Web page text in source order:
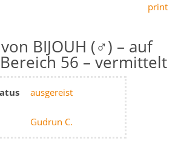
print
BIJOUH (♂) – auf
Bereich 56 – vermittelt
ausgereist
Gudrun C.